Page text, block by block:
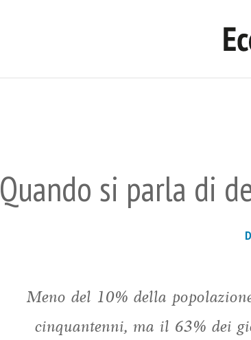
Quando si parla di
Meno del 10% della
cinquantenni, ma il 63% dei